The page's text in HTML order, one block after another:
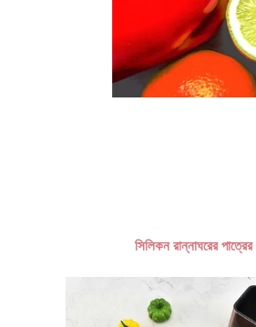
সিলিকন রান্নাঘরের